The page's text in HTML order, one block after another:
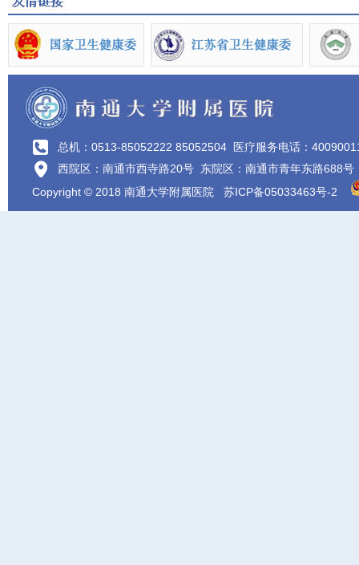
总机：0513-85052222 85052504 医疗服务电话：
西院区：南通市西寺路20号 东院区：南通市青年东路688号
Copyright © 2018 南通大学附属医院 苏ICP备05033463号-2